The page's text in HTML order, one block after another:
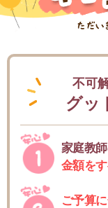
不可
グッ
家庭教
金額を
ご予算